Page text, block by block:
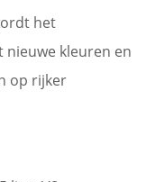
het
kleuren en
op rijker